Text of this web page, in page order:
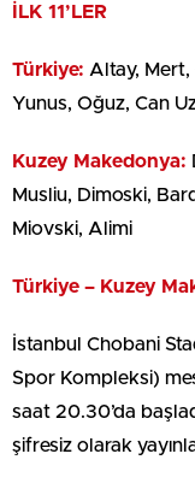
İLK 11’LER
Türkiye: Altay, Mert,
Yunus, Oğuz, Can
Kuzey Makedonya:
Musliu, Dimoski,
Miovski, Alimi
Türkiye – Kuzey
İstanbul Chobani
Spor Kompleksi)
saat 20.30’da
şifresiz olarak